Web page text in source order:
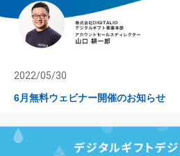
2022/05/30
6月無料ウェビナー開催のお知らせ